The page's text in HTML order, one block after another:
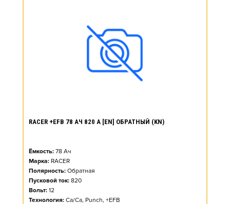
RACER +EFB 78 АЧ 820 А [EN] ОБРАТНЫЙ (KN)
Ёмкость: 78 Ач
Марка: RACER
Полярность: Обратная
Пусковой ток: 820
Вольт: 12
Технология: Ca/Ca, Punch, +EFB